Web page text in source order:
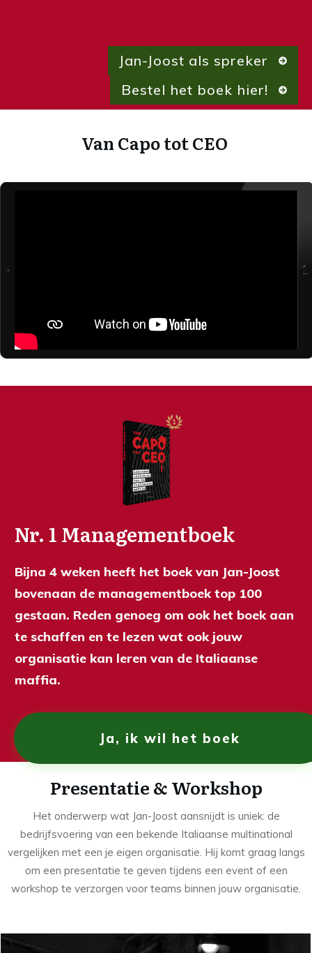
Jan-Joost als spreker
Bestel het boek hier!
Van Capo tot CEO
Nr. 1 Managementboek
Bijna 4 weken heeft het boek van Jan-Joost
bovenaan de managementboek top 100
gestaan. Reden genoeg om ook het boek aan
te schaffen en te lezen wat ook jouw
organisatie kan leren van de Italiaanse
maffia.
Ja, ik wil het boek
Presentatie & Workshop
Het onderwerp wat Jan-Joost aansnijdt is uniek: de
bedrijfsvoering van een bekende Italiaanse multinational
vergelijken met een je eigen organisatie. Hij komt graag langs
om een presentatie te geven tijdens een event of een
workshop te verzorgen voor teams binnen jouw organisatie.